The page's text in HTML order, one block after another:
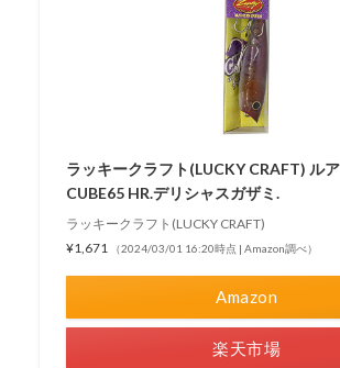
ラッキークラフト(LUCKY CRAFT) ル
CUBE65 HR.デリシャスガザミ.
ラッキークラフト(LUCKY CRAFT)
¥1,671
（2024/03/01 16:20時点 | Amazon調べ）
Amazon
楽天市場